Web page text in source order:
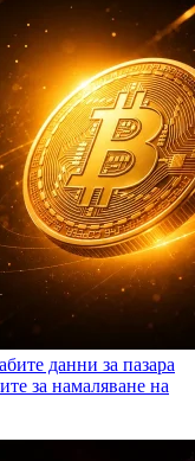
данни за пазара
за намаляване на